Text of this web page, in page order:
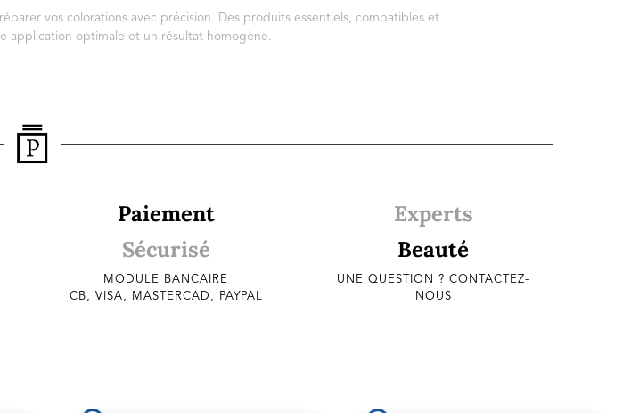
vos colorations avec précision. Des produits essentiels, compatibles et
application optimale et un résultat homogène.
Paiement
Sécurisé
MODULE BANCAIRE
CB, VISA, MASTERCAD, PAYPAL
Experts
Beauté
UNE QUESTION ? CONTACTEZ-
NOUS